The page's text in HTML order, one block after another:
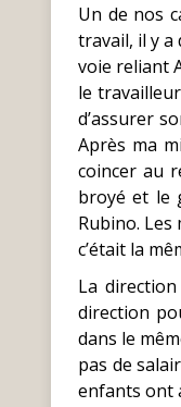
Un de nos
travail, il y a
voie reliant
le
d’assurer
Après ma
coincer au
broyé et le
Rubino. Les
c’était la
La
direction
dans le
pas de
enfants ont